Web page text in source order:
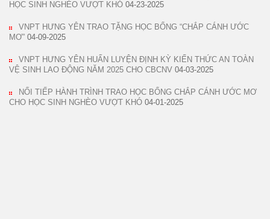
HỌC SINH NGHÈO VƯỢT KHÓ 04-23-2025
VNPT HƯNG YÊN TRAO TẶNG HỌC BỔNG “CHẮP CÁNH ƯỚC
MƠ” 04-09-2025
VNPT HƯNG YÊN HUẤN LUYỆN ĐỊNH KỲ KIẾN THỨC AN TOÀN
VỆ SINH LAO ĐỘNG NĂM 2025 CHO CBCNV 04-03-2025
NỐI TIẾP HÀNH TRÌNH TRAO HỌC BỔNG CHẮP CÁNH ƯỚC MƠ
CHO HỌC SINH NGHÈO VƯỢT KHÓ 04-01-2025